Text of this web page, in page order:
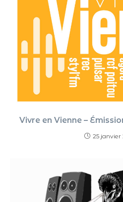
Vivre en Vienne –
25 janvier